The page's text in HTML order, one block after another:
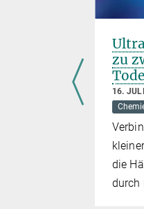
zu
16.
die
durch